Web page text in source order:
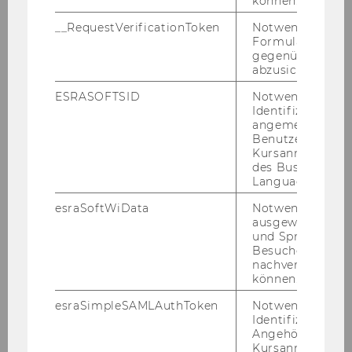
Mitglieder des Vorstandes (Konvent),
Funktionsperiode von 1.10.2025 bis 30.9.2028
Tätigkeit im UPV (Verband der Professor*innen
der österreichischen Universitäten)
__RequestVerificationToken
Notwendig, um
gegenüber
abzusichern.
ESRASOFTSID
Notwendig zur
Identifizierung
angemeldeten
Benutzers im
des Business
Language
esraSoftWiData
Notwendig um
ausgewählte
und
Besuchers
nachverfolgen
können.
esraSimpleSAMLAuthToken
Notwendig zur
Identifizierung
Angehörige/r für
Kursanmeldung.